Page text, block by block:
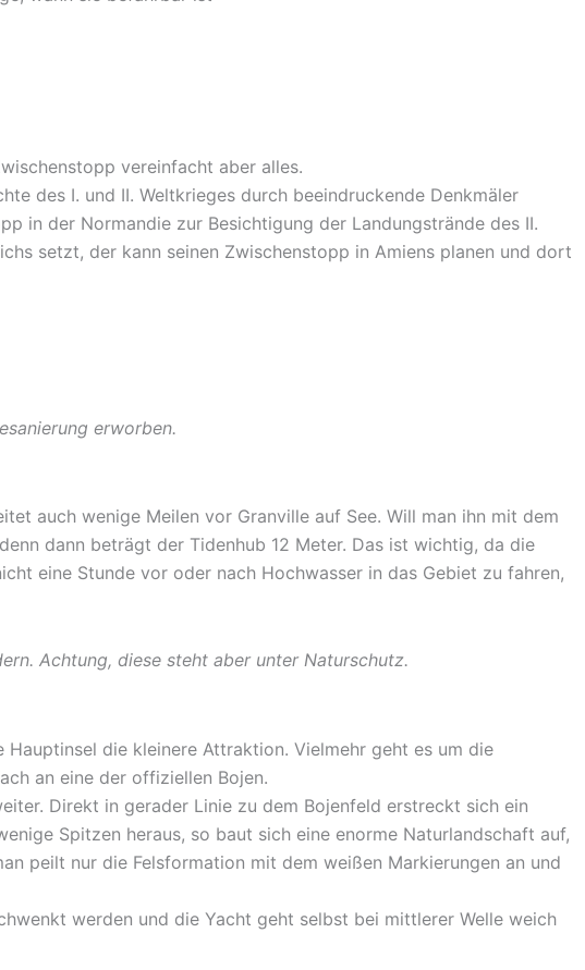
vereinfacht aber alles.
des I. und II. Weltkrieges durch beeindruckende Denkmäler
in der Normandie zur Besichtigung der Landungstrände des II.
setzt, der kann seinen Zwischenstopp in Amiens planen und dort
erworben.
auch wenige Meilen vor Granville auf See. Will man ihn mit dem
dann beträgt der Tidenhub 12 Meter. Das ist wichtig, da die
eine Stunde vor oder nach Hochwasser in das Gebiet zu fahren,
Achtung, diese steht aber unter Naturschutz.
die kleinere Attraktion. Vielmehr geht es um die
an eine der offiziellen Bojen.
Direkt in gerader Linie zu dem Bojenfeld erstreckt sich ein
Spitzen heraus, so baut sich eine enorme Naturlandschaft auf,
peilt nur die Felsformation mit dem weißen Markierungen an und
werden und die Yacht geht selbst bei mittlerer Welle weich